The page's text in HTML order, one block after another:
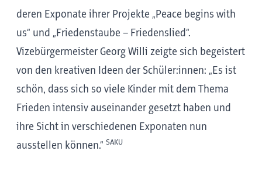
deren Exponate ihrer Projekte „Peace begins with
us“ und „Friedenstaube – Friedenslied“.
Vizebürgermeister Georg Willi zeigte sich begeistert
von den kreativen Ideen der Schüler:innen: „Es ist
schön, dass sich so viele Kinder mit dem Thema
Frieden intensiv auseinander gesetzt haben und
ihre Sicht in verschiedenen Exponaten nun
ausstellen können.“ SAKU